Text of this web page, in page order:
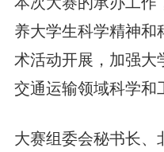
养大学生科学精神和
术活动开展，加强大
交通运输领域科学和
大赛组委会秘书长、